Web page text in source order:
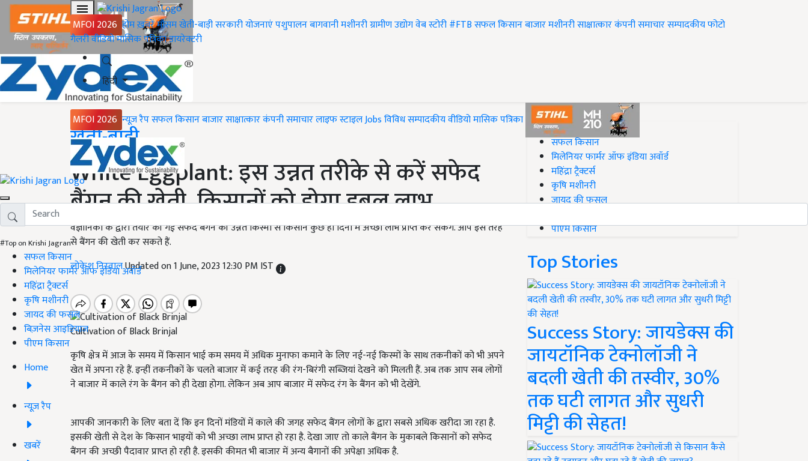
MFOI 2026 होमख़बरेंमौसमखेती-बाड़ीसरकारी योजनाएंपशुपालनबागवानीमशीनरीग्रामीण उद्योगवेब स्टोरी#FTBसफल किसानबाजारमशीनरीसाक्षात्कारकंपनी समाचारसम्पादकीयफोटो
गैलरीवीडियोमासिक पत्रिकाडायरेक्टरी
हिंदी
MFOI 2026 न्यूज़ रैपसफल किसानबाजारसाक्षात्कारकंपनी समाचारलाइफ स्टाइलJobsविविधसम्पादकीयवीडियोमासिक पत्रिका
#Top on Krishi Jagran
सफल किसान
मिलेनियर फार्मर ऑफ इंडिया अवॉर्ड
महिंद्रा ट्रैक्टर्स
कृषि मशीनरी
जायद की फसल
बिज़नेस आइडियाज
पीएम किसान
Home
न्यूज़ रैप
खबरें
Home
खेती-बाड़ी
White Eggplant: इस उन्नत तरीके से करें सफेद
बैंगन की खेती, किसानों को होगा डबल लाभ
वैज्ञानिकों के द्वारा तैयार की गई सफेद बैंगन की उन्नत किस्मों से किसान कुछ ही दिनों में अच्छा लाभ प्राप्त कर सकेगें. आप इस तरह
से बैंगन की खेती कर सकते हैं.
लोकेश निरवालUpdated on 1 June, 2023 12:30 PM IST
Cultivation of Black Brinjal
कृषि क्षेत्र में आज के समय में किसान भाई कम समय में अधिक मुनाफा कमाने के लिए नई-नई किस्मों के साथ तकनीकों को भी अपने
खेत में अपना रहे हैं. इन्हीं तकनीकों के चलते बाजार में कई तरह की रंग-बिरंगी सब्जियां देखने को मिलती हैं. अब तक आप सब लोगों
ने बाजार में काले रंग के बैंगन को ही देखा होगा. लेकिन अब आप बाजार में सफेद रंग के बैंगन को भी देखेंगे.
आपकी जानकारी के लिए बता दें कि इन दिनों मंडियों में काले की जगह सफेद बैंगन लोगों के द्वारा सबसे अधिक खरीदा जा रहा है.
इसकी खेती से देश के किसान भाइयों को भी अच्छा लाभ प्राप्त हो रहा है. देखा जाए तो काले बैंगन के मुकाबले किसानों को सफेद
बैंगन की अच्छी पैदावार प्राप्त हो रही है. इसकी कीमत भी बाजार में अन्य बैगानों की अपेक्षा अधिक है.
#Top on Krishi Jagran
सफल किसान
मिलेनियर फार्मर ऑफ इंडिया अवॉर्ड
महिंद्रा ट्रैक्टर्स
कृषि मशीनरी
जायद की फसल
पीएम किसान
Top Stories
Success Story: जायडेक्स की
जायटॉनिक टेक्नोलॉजी ने
बदली खेती की तस्वीर, 30%
तक घटी लागत और सुधरी
मिट्टी की सेहत!